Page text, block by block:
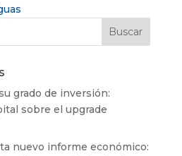
grado de inversión:
sobre el upgrade
nuevo informe económico: